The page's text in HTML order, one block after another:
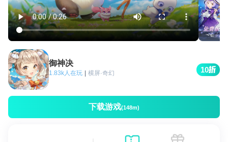
御神决
1.83k人在玩 横屏·奇幻 10
下载游戏(148m)